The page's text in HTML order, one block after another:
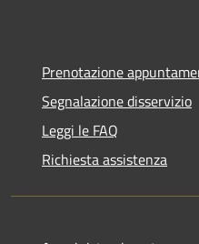
Prenotazione
Segnalazione disservizio
Leggi le FAQ
Richiesta assistenza